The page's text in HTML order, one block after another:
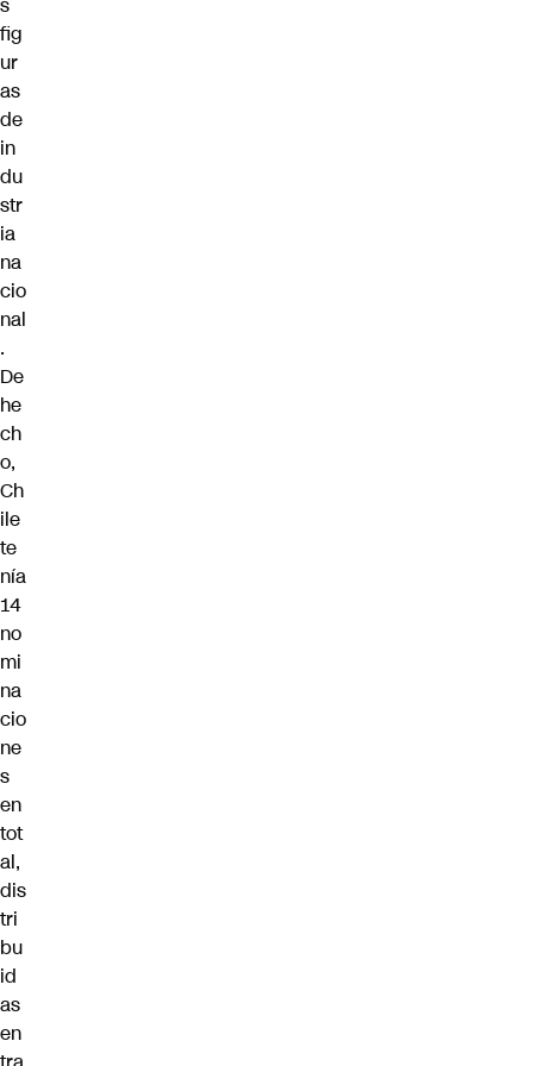
fig
ur
as
de
in
du
str
ia
na
cio
nal
.
De
he
ch
o,
Ch
ile
te
nía
14
no
mi
na
cio
ne
s
en
tot
al,
dis
tri
bu
id
as
en